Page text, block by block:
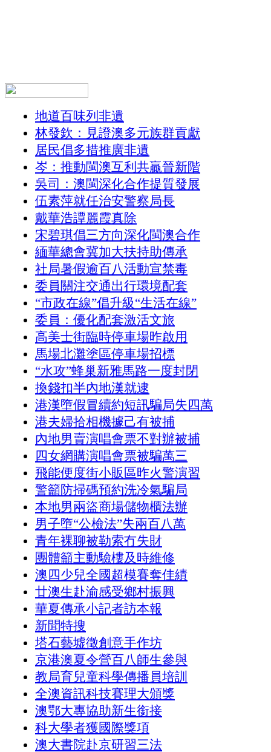
地道百味列非遺
林發欽：見證澳多元族群貢獻
居民倡多措推廣非遺
岑：推動閩澳互利共贏晉新階
吳司：澳閩深化合作提質發展
伍素萍就任治安警察局長
戴華浩譚麗霞真除
宋碧琪倡三方向深化閩澳合作
緬華總會冀加大扶持助傳承
社局暑假逾百八活動宣禁毒
委員關注交通出行環境配套
“市政在線”倡升級“生活在線”
委員：優化配套激活文旅
高美士街臨時停車場昨啟用
馬場北灘塗區停車場招標
“水攻”蜂巢新雅馬路一度封閉
換錢扣半內地漢就逮
港漢墮假冒續約短訊騙局失四萬
港夫婦拾相機據己有被捕
內地男賣演唱會票不對辦被捕
四女網購演唱會票被騙萬三
飛能便度街小販區昨火警演習
警籲防掃碼預約洗冷氣騙局
本地男兩盜商場儲物櫃法辦
男子墮“公檢法”失兩百八萬
青年裸聊被勒索冇失財
團體籲主動驗樓及時維修
澳四少兒全國超模賽奪佳績
廿澳生赴渝感受鄉村振興
華夏傳承小記者訪本報
新聞特搜
塔石藝墟徵創意手作坊
京港澳夏令營百八師生參與
教局育兒童科學傳播員培訓
全澳資訊科技賽理大頒獎
澳鄂大專協助新生銜接
科大學者獲國際獎項
澳大書院赴京研習三法